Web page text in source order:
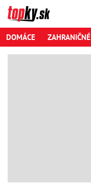
DOMÁCE ZAHRANIČNÉ